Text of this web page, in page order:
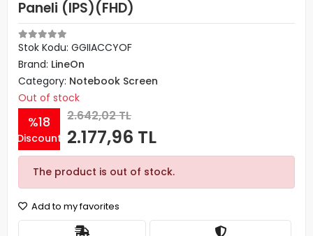
Paneli (IPS)(FHD)
Stok Kodu: GGIIACCYOF
Brand: LineOn
Category: Notebook Screen
Out of stock
%18
Discount
2.642,02 TL
2.177,96 TL
The product is out of stock.
Add to my favorites